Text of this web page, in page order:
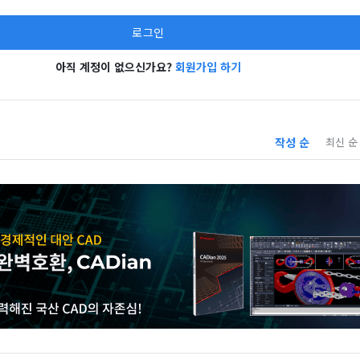
아직 계정이 없으신가요? 회원가입 하기
작성 순 최신 순